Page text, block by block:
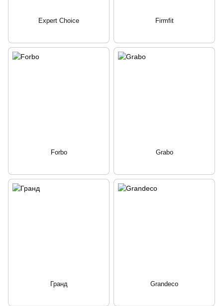
Expert Choice Firmfit
Forbo Grabo
Гранд Grandeco